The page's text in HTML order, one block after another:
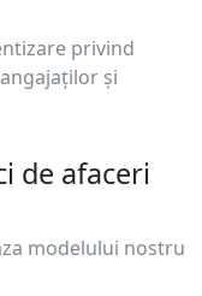
privind
și
de afaceri
modelului nostru